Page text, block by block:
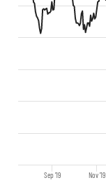
Sep '19 Nov '19